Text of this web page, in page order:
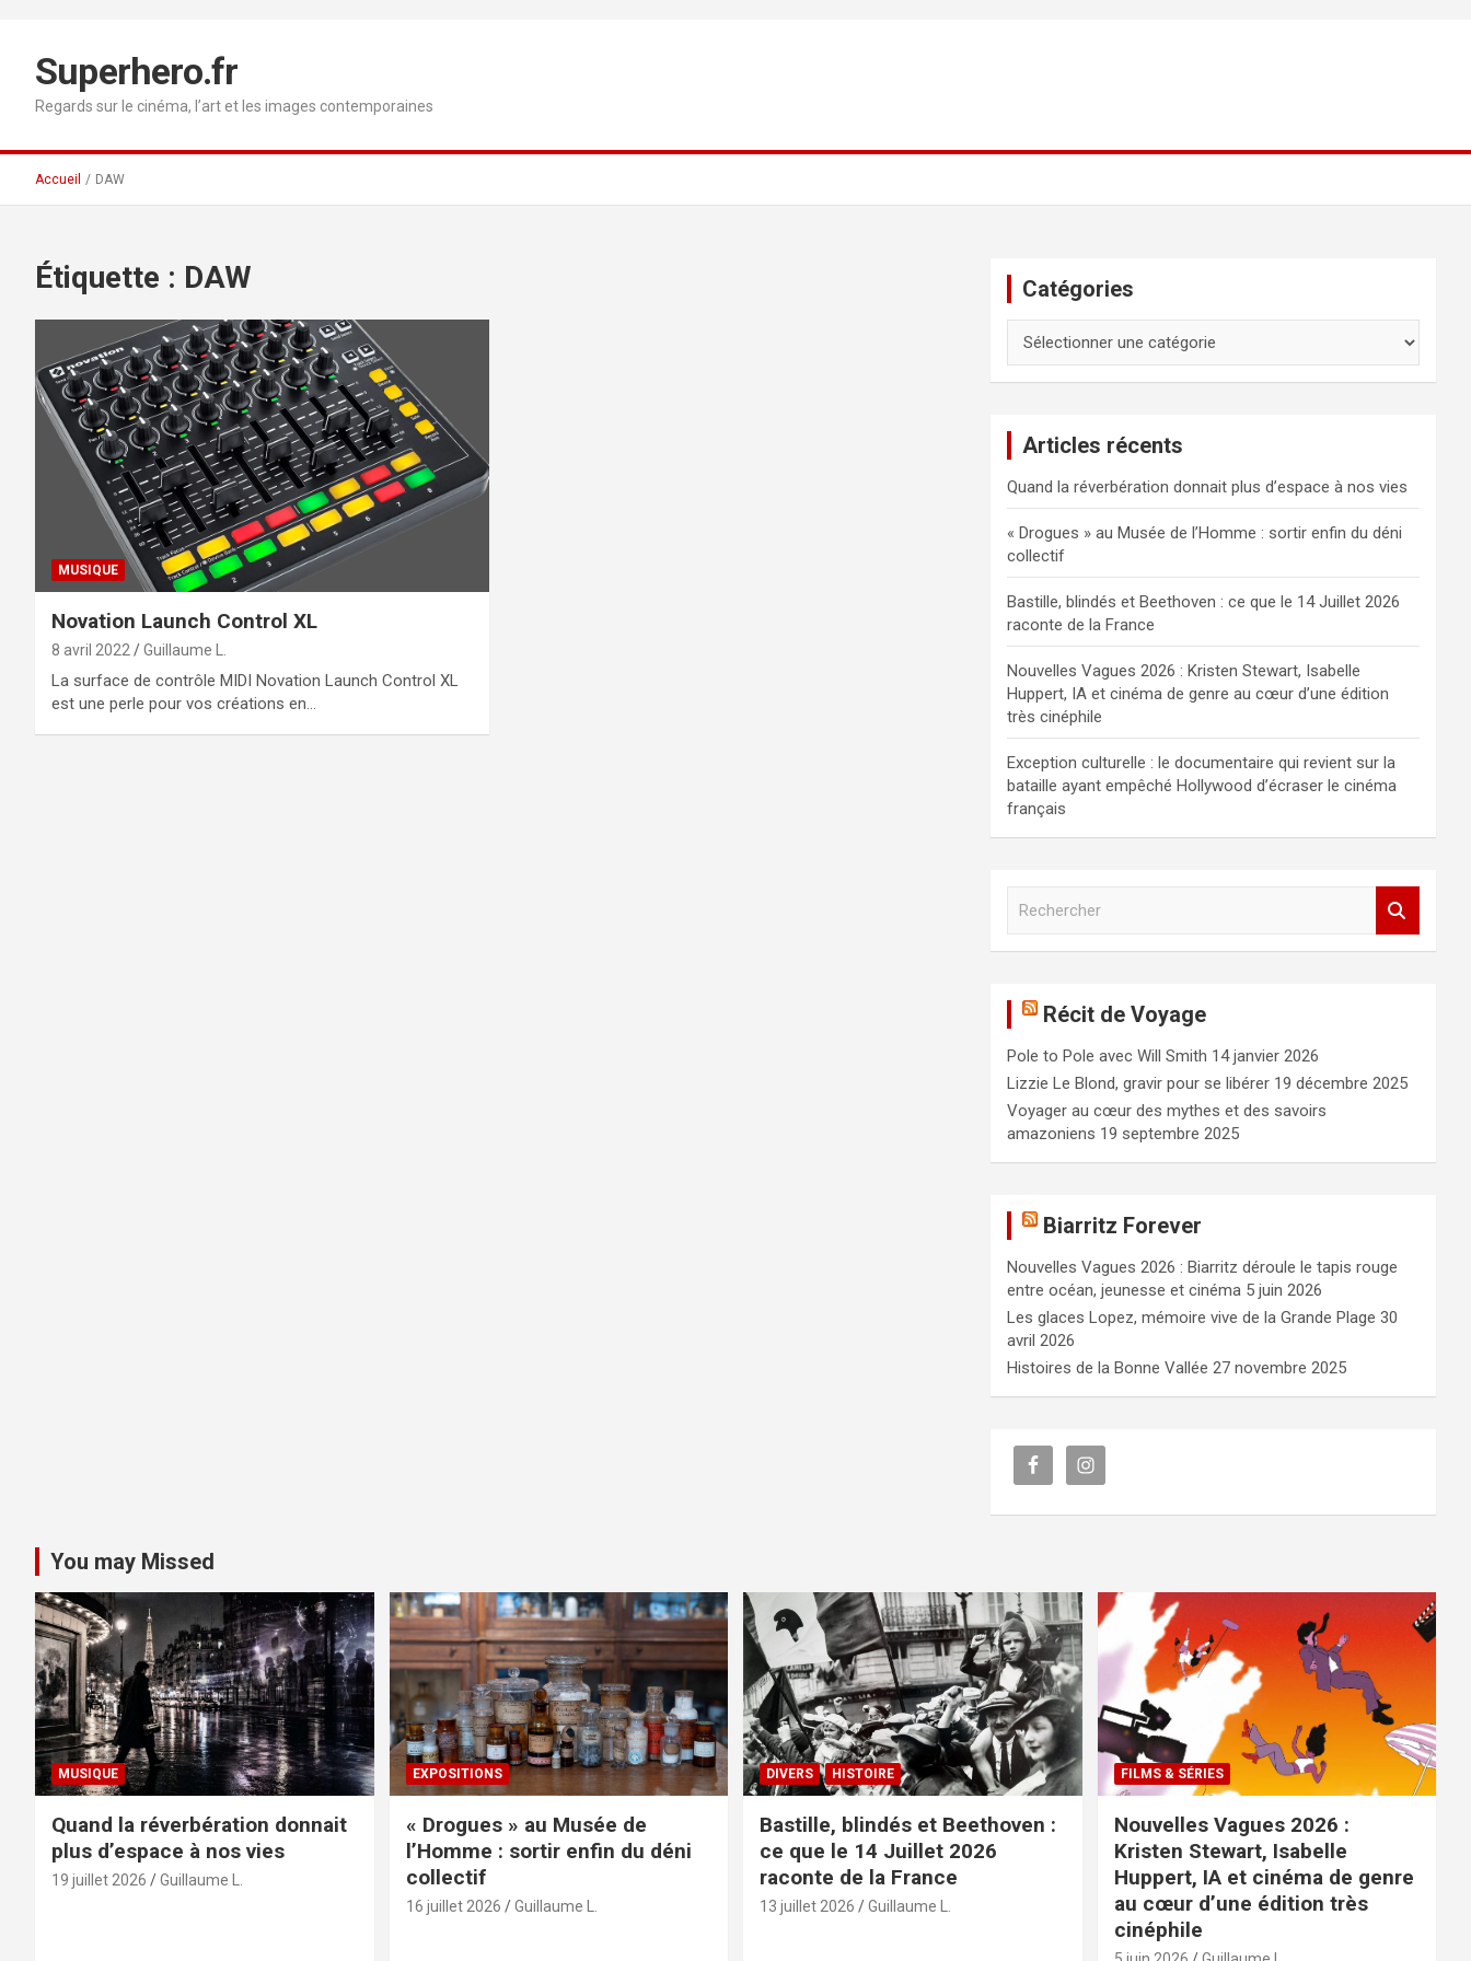
contenuSuperhero.fr
Regards sur le cinéma, l’art et les images contemporaines
Accueil DAW
Étiquette : DAW
MUSIQUE
Novation Launch Control XL
8 avril 2022 Guillaume L.
La surface de contrôle MIDI Novation Launch Control XL
est une perle pour vos créations en…
Catégories
Articles récents
Quand la réverbération donnait plus d’espace à nos vies
« Drogues » au Musée de l’Homme : sortir enfin du déni
collectif
Bastille, blindés et Beethoven : ce que le 14 Juillet 2026
raconte de la France
Nouvelles Vagues 2026 : Kristen Stewart, Isabelle
Huppert, IA et cinéma de genre au cœur d’une édition
très cinéphile
Exception culturelle : le documentaire qui revient sur la
bataille ayant empêché Hollywood d’écraser le cinéma
français
c
h
e
r
Récit de Voyage
Pole to Pole avec Will Smith 14 janvier 2026
Lizzie Le Blond, gravir pour se libérer 19 décembre 2025
Voyager au cœur des mythes et des savoirs
amazoniens 19 septembre 2025
Biarritz Forever
Nouvelles Vagues 2026 : Biarritz déroule le tapis rouge
entre océan, jeunesse et cinéma 5 juin 2026
Les glaces Lopez, mémoire vive de la Grande Plage 30
avril 2026
Histoires de la Bonne Vallée 27 novembre 2025
You may Missed
MUSIQUE
Quand la réverbération donnait
plus d’espace à nos vies
19 juillet 2026 Guillaume L.
EXPOSITIONS
« Drogues » au Musée de
l’Homme : sortir enfin du déni
collectif
16 juillet 2026 Guillaume L.
DIVERS HISTOIRE
Bastille, blindés et Beethoven :
ce que le 14 Juillet 2026
raconte de la France
13 juillet 2026 Guillaume L.
FILMS & SÉRIES
Nouvelles Vagues 2026 :
Kristen Stewart, Isabelle
Huppert, IA et cinéma de genre
au cœur d’une édition très
cinéphile